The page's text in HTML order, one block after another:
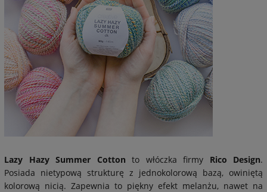
Lazy Hazy Summer Cotton to włóczka firmy Rico Design.
Posiada nietypową strukturę z jednokolorową bazą, owiniętą
kolorową nicią. Zapewnia to piękny efekt melanżu, nawet na